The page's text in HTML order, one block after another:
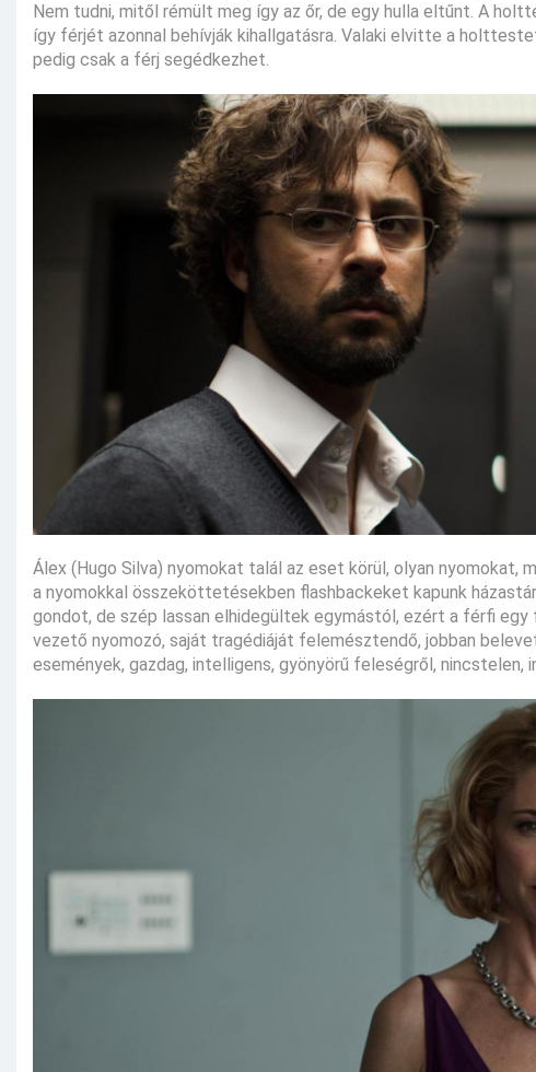
Nem tudni, mitől rémült meg így az őr, de egy hulla eltűnt. A
így férjét azonnal behívják kihallgatásra. Valaki elvitte a
pedig csak a férj segédkezhet.
Álex (Hugo Silva) nyomokat talál az eset körül, olyan
a nyomokkal összeköttetésekben flashbackeket kapunk
gondot, de szép lassan elhidegültek egymástól, ezért a férfi
vezető nyomozó, saját tragédiáját felemésztendő, jobban
események, gazdag, intelligens, gyönyörű feleségről,